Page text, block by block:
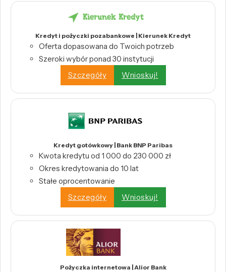
Kredyt i pożyczki pozabankowe | Kierunek Kredyt
Oferta dopasowana do Twoich potrzeb
Szeroki wybór ponad 30 instytucji
Szczegóły
Wnioskuj!
Kredyt gotówkowy | Bank BNP Paribas
Kwota kredytu od 1 000 do 230 000 zł
Okres kredytowania do 10 lat
Stałe oprocentowanie
Szczegóły
Wnioskuj!
Pożyczka internetowa | Alior Bank